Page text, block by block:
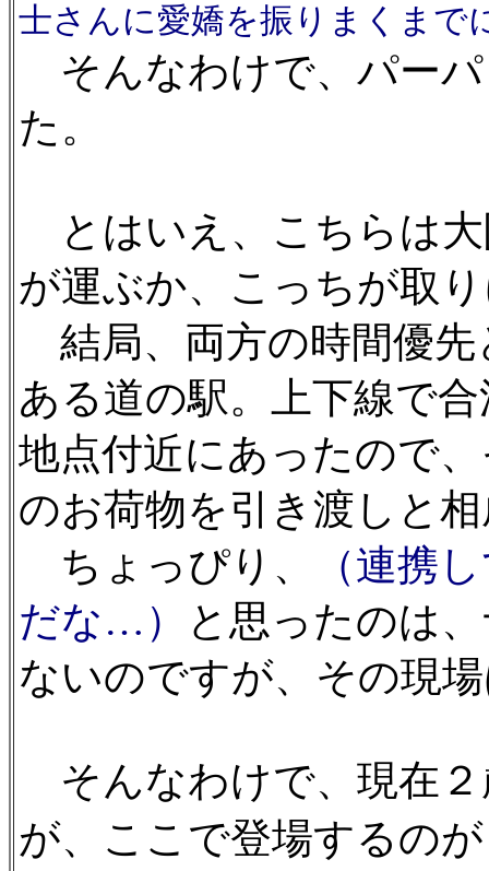
士さんに愛嬌を振りまくまで
そんなわけで、パー
た。
とはいえ、こちらは
が運ぶか、こっちが取
結局、両方の時間優先
ある道の駅。上下線で
地点付近にあったので
のお荷物を引き渡しと
ちょっぴり、
（連携
だな…）
と思ったのは
ないのですが、その現
そんなわけで、現在
が、ここで登場するのが